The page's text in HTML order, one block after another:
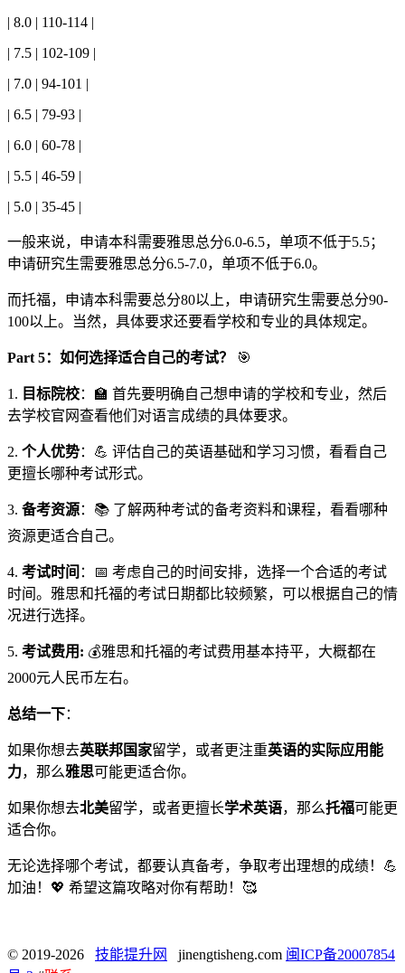
| 8.0 | 110-114 |
| 7.5 | 102-109 |
| 7.0 | 94-101 |
| 6.5 | 79-93 |
| 6.0 | 60-78 |
| 5.5 | 46-59 |
| 5.0 | 35-45 |
一般来说，申请本科需要雅思总分6.0-6.5，单项不低于5.5；
申请研究生需要雅思总分6.5-7.0，单项不低于6.0。
而托福，申请本科需要总分80以上，申请研究生需要总分90-
100以上。当然，具体要求还要看学校和专业的具体规定。
Part 5：如何选择适合自己的考试？ 🎯
1. 目标院校：🏫 首先要明确自己想申请的学校和专业，然后
去学校官网查看他们对语言成绩的具体要求。
2. 个人优势：💪 评估自己的英语基础和学习习惯，看看自己
更擅长哪种考试形式。
3. 备考资源：📚 了解两种考试的备考资料和课程，看看哪种
资源更适合自己。
4. 考试时间 ：📅 考虑自己的时间安排，选择一个合适的考试
时间。雅思和托福的考试日期都比较频繁，可以根据自己的情
况进行选择。
5. 考试费用: 💰雅思和托福的考试费用基本持平，大概都在
2000元人民币左右。
总结一下：
如果你想去英联邦国家留学，或者更注重英语的实际应用能
力，那么雅思可能更适合你。
如果你想去北美留学，或者更擅长学术英语，那么托福可能更
适合你。
无论选择哪个考试，都要认真备考，争取考出理想的成绩！💪
加油！💖 希望这篇攻略对你有帮助！🥰
© 2019-2026 技能提升网 jinengtisheng.com 闽ICP备20007854